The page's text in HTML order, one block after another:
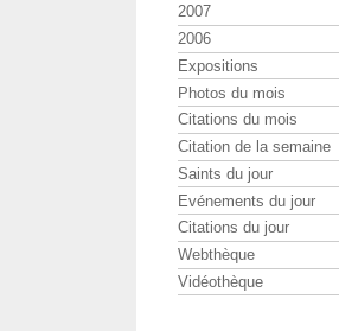
2007
2006
Expositions
Photos du mois
Citations du mois
Citation de la semaine
Saints du jour
Evénements du jour
Citations du jour
Webthèque
Vidéothèque